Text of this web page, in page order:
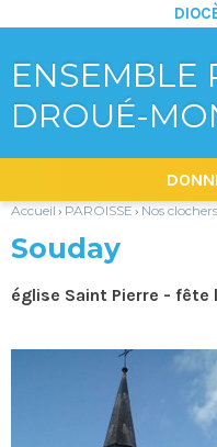
ENSEMBLE
DROUÉ-
|
Aller
navigation
Accueil › PAROISSE › Nos clochers
Souday
église Saint Pierre - fête